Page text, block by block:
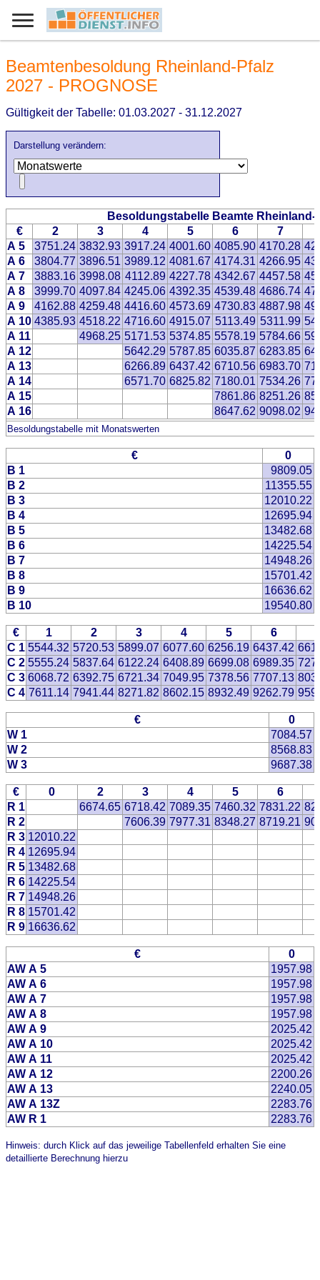
Darstellung verändern:
Beamtenbesoldung Rheinland-Pfalz
2027 - PROGNOSE
Gültigkeit der Tabelle: 01.03.2027 - 31.12.2027
Besoldungstabelle Beamte Rheinland-
€
2 3 4 5 6
7
A 5
3751.24 3832.93 3917.24 4001.60 4085.90 4170.28
A 6
3804.77 3896.51 3989.12 4081.67 4174.31 4266.95
A 7
3883.16 3998.08 4112.89 4227.78 4342.67 4457.58
A 8
3999.70 4097.84 4245.06 4392.35 4539.48 4686.74
A 9
4162.88 4259.48 4416.60 4573.69 4730.83 4887.98
A 10 4385.93 4518.22 4716.60 4915.07 5113.49 5311.99
A 11
4968.25 5171.53 5374.85 5578.19 5784.66
A 12
5642.29 5787.85 6035.87 6283.85
A 13
6266.89 6437.42 6710.56 6983.70
A 14
6571.70 6825.82 7180.01 7534.26
A 15
7861.86 8251.26
A 16
8647.62 9098.02
Besoldungstabelle mit Monatswerten
€
0
B 1
9809.05
B 2
11355.55
B 3
12010.22
B 4
12695.94
B 5
13482.68
B 6
14225.54
B 7
14948.26
B 8
15701.42
B 9
16636.62
B 10
19540.80
€ 1 2 3 4 5 6
C 1 5544.32 5720.53 5899.07 6077.60 6256.19 6437.42
C 2 5555.24 5837.64 6122.24 6408.89 6699.08 6989.35
C 3 6068.72 6392.75 6721.34 7049.95 7378.56 7707.13
C 4 7611.14 7941.44 8271.82 8602.15 8932.49 9262.79
€
0
W 1
7084.57
W 2
8568.83
W 3
9687.38
€ 0 2 3 4 5
6
R 1
6674.65 6718.42 7089.35 7460.32 7831.22
R 2
7606.39 7977.31 8348.27 8719.21
R 3 12010.22
R 4 12695.94
R 5 13482.68
R 6 14225.54
R 7 14948.26
R 8 15701.42
R 9 16636.62
€
0
AW A 5
1957.98
AW A 6
1957.98
AW A 7
1957.98
AW A 8
1957.98
AW A 9
2025.42
AW A 10
2025.42
AW A 11
2025.42
AW A 12
2200.26
AW A 13
2240.05
AW A 13Z
2283.76
AW R 1
2283.76
Hinweis: durch Klick auf das jeweilige Tabellenfeld erhalten Sie eine
detaillierte Berechnung hierzu